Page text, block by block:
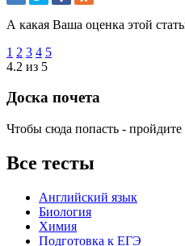
А какая Ваша оценка этой
1 2 3 4 5
4.2 из 5
Доска почета
Чтобы сюда попасть - пройдите
Все тесты
Английский язык
Биология
Химия
Подготовка к ЕГЭ